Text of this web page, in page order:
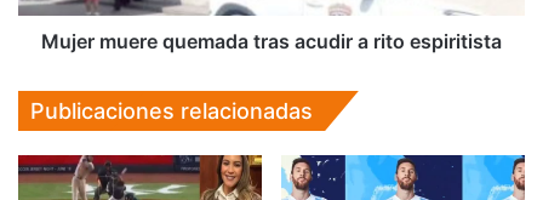
Mujer muere quemada tras acudir a rito espiritista
Publicaciones relacionadas